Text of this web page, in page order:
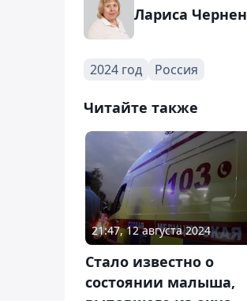
Лариса
2024 год Россия
Читайте также
21:47, 12 августа 2024
Стало известно о
состоянии малыша,